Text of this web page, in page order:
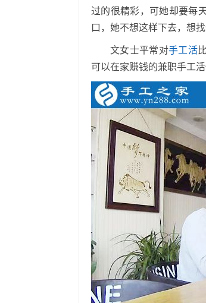
过的很精彩，可她却要每
口，她不想这样下去，想
文女士平常对手工活
可以在家赚钱的兼职手工活